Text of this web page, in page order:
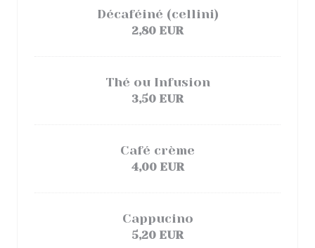
Décaféiné (cellini)
2,80 EUR
Thé ou Infusion
3,50 EUR
Café crème
4,00 EUR
Cappucino
5,20 EUR